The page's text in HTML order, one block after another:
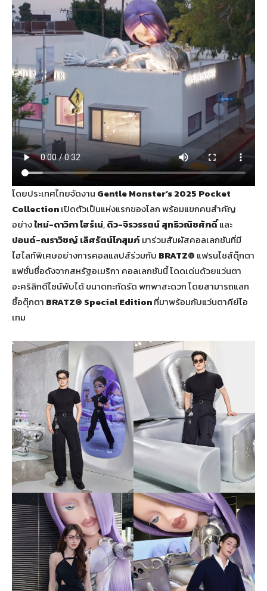
โดยประเทศไทยจัดงาน Gentle Monster’s 2025 Pocket
Collectionเปิดตัวเป็นแห่งแรกของโลก พร้อมแขกคนสำคัญ
อย่างใหม่-ดาวิกา โฮร์เน่,ดิว-จิรวรรตน์ สุทธิวณิชศักดิ์และ
ปอนด์-ณราวิชญ์ เลิศรัตน์โกสุมภ์มาร่วมสัมผัสคอลเลกชันที่มี
ไฮไลท์พิเศษอย่างการคอลแลปส์ร่วมกับ BRATZ® แฟรนไชส์ตุ๊กตา
แฟชั่นชื่อดังจากสหรัฐอเมริกา คอลเลกชันนี้ โดดเด่นด้วยแว่นตา
อะคริลิกดีไซน์พับได้ ขนาดกะทัดรัด พกพาสะดวก โดยสามารถแลก
ซื้อตุ๊กตา BRATZ® Special Editionที่มาพร้อมกับแว่นตาคีย์ไอ
เทม